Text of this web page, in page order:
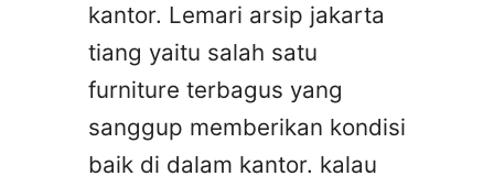
kantor. Lemari arsip jakarta
tiang yaitu salah satu
furniture terbagus yang
sanggup memberikan kondisi
baik di dalam kantor. kalau